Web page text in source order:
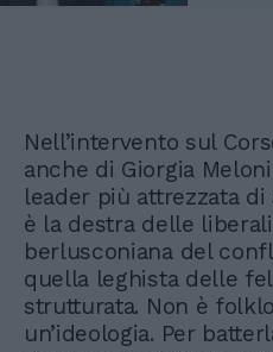
Nell’intervento sul
anche di Giorgia
leader più attrezzata di
è la destra delle
berlusconiana del
quella leghista delle
strutturata. Non è
un’ideologia. Per